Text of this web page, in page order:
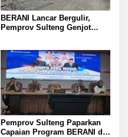
BERANI Lancar Bergulir,
Pemprov Sulteng Genjot
Pemprov Sulteng Paparkan
Capaian Program BERANI di